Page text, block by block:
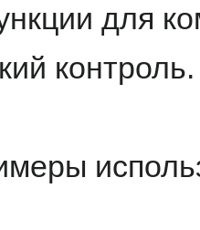
для
контроль.